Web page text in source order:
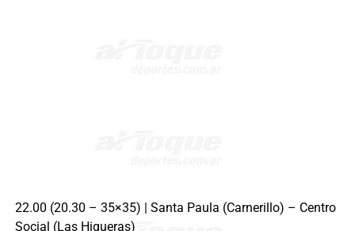
22.00 (20.30 – 35×35) | Santa Paula (Carnerillo) – Centro
Social (Las Higueras)